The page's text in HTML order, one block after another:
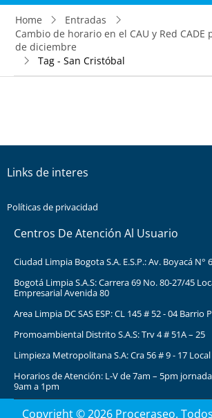
Home
Entradas
Cambio de horario en el CAU y Red CADE
de diciembre
Tag - San Cristóbal
Links de interes
Políticas de privacidad
Centros De Atención Al Usuario
Ciudad Limpia Bogota S.A. E.S.P.: Av. Boyacá N°
Bogotá Limpia S.A.S: Carrera 69 No. 80-27/45
Empresarial Avenida 80
Area Limpia DC SAS ESP: CL 145 # 52 - 04 Barrio
Promoambiental Distrito S.A.S: Trv 4 # 51A – 25
Limpieza Metropolitana S.A: Cra 56 # 9 - 17
Horarios de Atención: L-V de 7am – 5pm
9am a 1pm
Copyright © 2026 Proceraseo.